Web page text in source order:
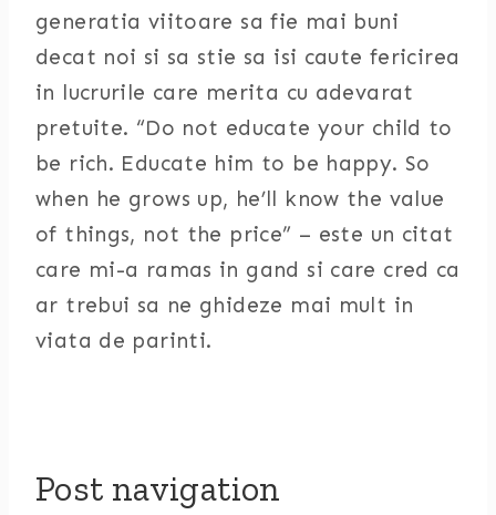
generatia viitoare sa fie mai buni
decat noi si sa stie sa isi caute fericirea
in lucrurile care merita cu adevarat
pretuite. “Do not educate your child to
be rich. Educate him to be happy. So
when he grows up, he’ll know the value
of things, not the price” – este un citat
care mi-a ramas in gand si care cred ca
ar trebui sa ne ghideze mai mult in
viata de parinti.
Post navigation